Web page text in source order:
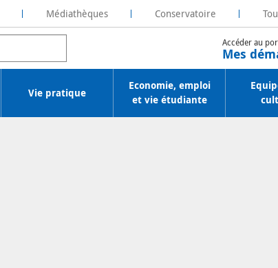
Médiathèques Conservatoire
Accéder au
Mes
Vie pratique
Economie, emploi
et vie étudiante